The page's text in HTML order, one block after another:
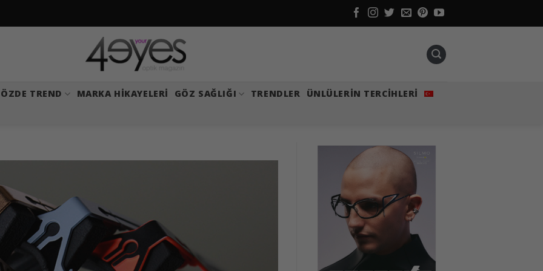
TREND MARKA HIKAYELERI GÖZ SAĞLIĞI TRENDLER ÜNLÜLERIN TERCIHLERI